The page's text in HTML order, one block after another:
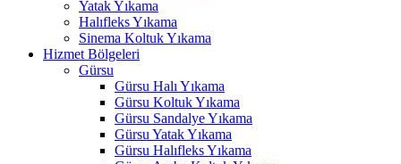
Yatak Yıkama
Halıfleks Yıkama
Sinema Koltuk Yıkama
Hizmet Bölgeleri
Gürsu
Gürsu Halı Yıkama
Gürsu Koltuk Yıkama
Gürsu Sandalye Yıkama
Gürsu Yatak Yıkama
Gürsu Halıfleks Yıkama